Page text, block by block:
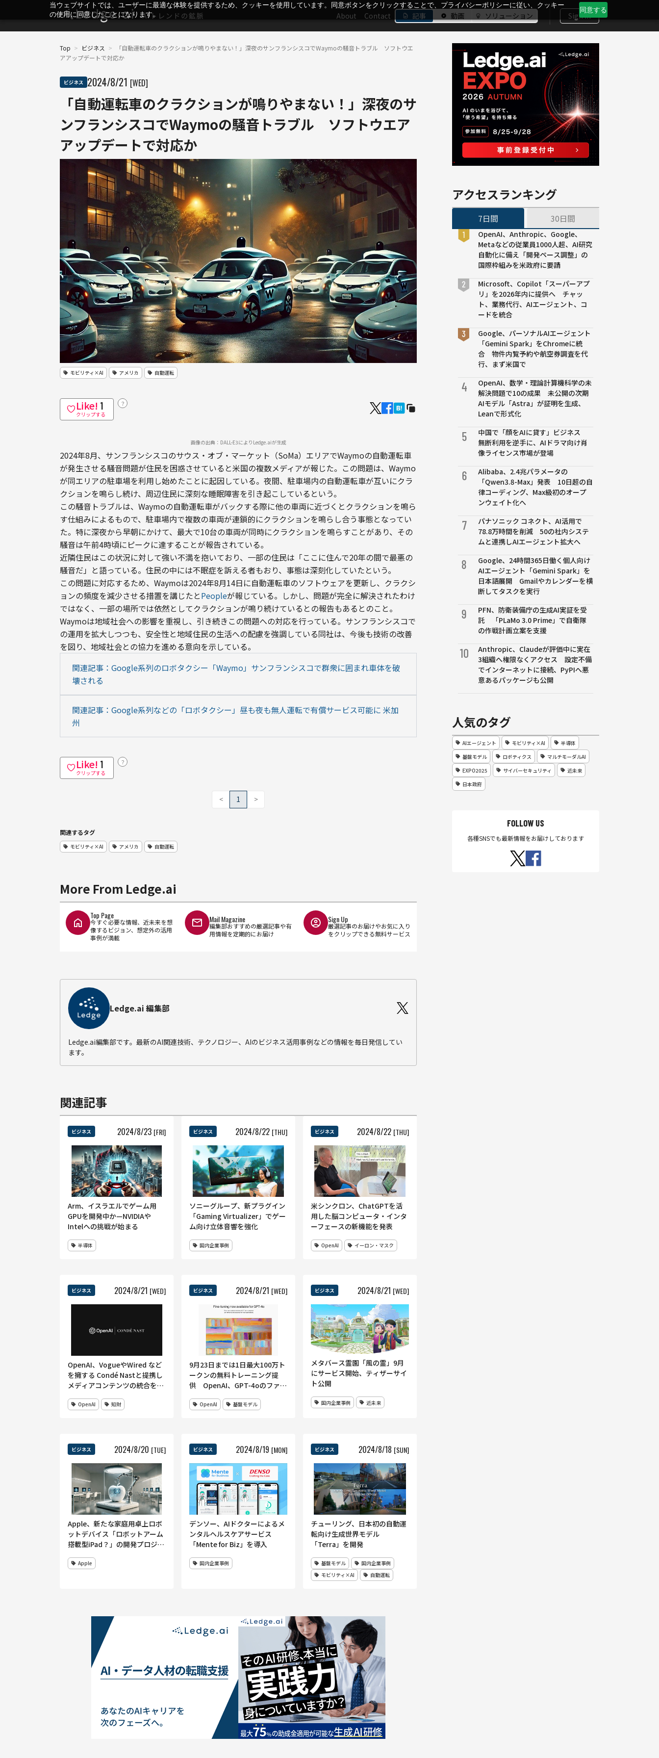
当ウェブサイトでは、ユーザーに最適な体験を提供するため、クッキーを使用しています。同意ボタンをクリックすることで、プライバシーポリシーに従い、クッキー
の使用に同意したことになります。
同意する
About Contact 記事 動画 ソリューション Sign In
Top > ビジネス >
「自動運転車のクラクションが鳴りやまない！」深夜のサンフランシスコでWaymoの騒音トラブル ソフトウエ
アアップデートで対応か
ビジネス 2024/8/21 [WED]
「自動運転車のクラクションが鳴りやまない！」深夜のサ
ンフランシスコでWaymoの騒音トラブル ソフトウエア
アップデートで対応か
モビリティ×AI アメリカ 自動運転
Like! 1
クリップする
？
画像の出典：DALL-E3によりLedge.aiが生成
2024年8月、サンフランシスコのサウス・オブ・マーケット（SoMa）エリアでWaymoの自動運転車
が発生させる騒音問題が住民を困惑させていると米国の複数メディアが報じた。この問題は、Waymo
が同エリアの駐車場を利用し始めたことに起因している。夜間、駐車場内の自動運転車が互いにクラ
クションを鳴らし続け、周辺住民に深刻な睡眠障害を引き起こしているという。
この騒音トラブルは、Waymoの自動運転車がバックする際に他の車両に近づくとクラクションを鳴ら
す仕組みによるもので、駐車場内で複数の車両が連鎖的にクラクションを鳴らし合う事態となってい
た。特に深夜から早朝にかけて、最大で10台の車両が同時にクラクションを鳴らすことがあり、その
騒音は午前4時頃にピークに達することが報告されている。
近隣住民はこの状況に対して強い不満を抱いており、一部の住民は「ここに住んで20年の間で最悪の
騒音だ」と語っている。住民の中には不眠症を訴える者もおり、事態は深刻化していたという。
この問題に対応するため、Waymoは2024年8月14日に自動運転車のソフトウェアを更新し、クラクシ
ョンの頻度を減少させる措置を講じたとPeopleが報じている。しかし、問題が完全に解決されたわけ
ではなく、一部の場所では依然としてクラクションが鳴り続けているとの報告もあるとのこと。
Waymoは地域社会への影響を重視し、引き続きこの問題への対応を行っている。サンフランシスコで
の運用を拡大しつつも、安全性と地域住民の生活への配慮を強調している同社は、今後も技術の改善
を図り、地域社会との協力を進める意向を示している。
関連記事：Google系列のロボタクシー「Waymo」サンフランシスコで群衆に囲まれ車体を破
壊される
関連記事：Google系列などの「ロボタクシー」昼も夜も無人運転で有償サービス可能に 米加
州
Like! 1
クリップする
？
< 1 >
関連するタグ
モビリティ×AI アメリカ 自動運転
More From Ledge.ai
Top Page
今すぐ必要な情報、近未来を想
像するビジョン、想定外の活用
事例が満載
Mail Magazine
編集部おすすめの厳選記事や有
用情報を定期的にお届け
Sign Up
厳選記事のお届けやお気に入り
をクリップできる無料サービス
Ledge.ai 編集部
Ledge.ai編集部です。最新のAI関連技術、テクノロジー、AIのビジネス活用事例などの情報を毎日発信してい
ます。
関連記事
ビジネス 2024/8/23 [FRI]
Arm、イスラエルでゲーム用
GPUを開発中か—NVIDIAや
Intelへの挑戦が始まる
半導体
ビジネス 2024/8/22 [THU]
ソニーグループ、新プラグイン
「Gaming Virtualizer」でゲー
ム向け立体音響を強化
国内企業事例
ビジネス 2024/8/22 [THU]
米シンクロン、ChatGPTを活
用した脳コンピュータ・インタ
ーフェースの新機能を発表
OpenAI イーロン・マスク
ビジネス 2024/8/21 [WED]
OpenAI、VogueやWired など
を擁する Condé Nastと提携し
メディアコンテンツの統合を推
OpenAI 知財
ビジネス 2024/8/21 [WED]
9月23日までは1日最大100万ト
ークンの無料トレーニング提
供 OpenAI、GPT-4oのファイ
に提供開始
OpenAI 基盤モデル
ビジネス 2024/8/21 [WED]
メタバース霊園「風の霊」9月
にサービス開始、ティザーサイ
ト公開
国内企業事例 近未来
ビジネス 2024/8/20 [TUE]
Apple、新たな家庭用卓上ロボ
ットデバイス「ロボットアーム
搭載型iPad？」の開発プロジェ
Apple
ビジネス 2024/8/19 [MON]
デンソー、AIドクターによるメ
ンタルヘルスケアサービス
「Mente for Biz」を導入
国内企業事例
ビジネス 2024/8/18 [SUN]
チューリング、日本初の自動運
転向け生成世界モデル
「Terra」を開発
基盤モデル
国内企業事例
モビリティ×AI
自動運転
アクセスランキング
7日間 30日間
OpenAI、Anthropic、Google、
Metaなどの従業員1000人超、AI研究
自動化に備え「開発ペース調整」の
国際枠組みを米政府に要請
Microsoft、Copilot「スーパーアプ
リ」を2026年内に提供へ チャッ
ト、業務代行、AIエージェント、コ
ードを統合
Google、パーソナルAIエージェント
「Gemini Spark」をChromeに統
合 物件内覧予約や航空券調査を代
行、まず米国で
4
OpenAI、数学・理論計算機科学の未
解決問題で10の成果 未公開の次期
AIモデル「Astra」が証明を生成、
Leanで形式化
5
中国で「顔をAIに貸す」ビジネス
無断利用を逆手に、AIドラマ向け肖
像ライセンス市場が登場
6
Alibaba、2.4兆パラメータの
「Qwen3.8-Max」発表 10日超の自
律コーディング、Max級初のオープ
ンウェイト化へ
7
パナソニック コネクト、AI活用で
78.8万時間を削減 50の社内システ
ムと連携しAIエージェント拡大へ
8
Google、24時間365日働く個人向け
AIエージェント「Gemini Spark」を
日本語展開 Gmailやカレンダーを横
断してタスクを実行
9
PFN、防衛装備庁の生成AI実証を受
託 「PLaMo 3.0 Prime」で自衛隊
の作戦計画立案を支援
10
Anthropic、Claudeが評価中に実在
3組織へ権限なくアクセス 設定不備
でインターネットに接続、PyPIへ悪
意あるパッケージも公開
人気のタグ
AIエージェント モビリティ×AI
半導体
基盤モデル
ロボティクス
マルチモーダルAI
EXPO2025
サイバーセキュリティ
近未来
日本政府
FOLLOW US
各種SNSでも最新情報をお届けしております